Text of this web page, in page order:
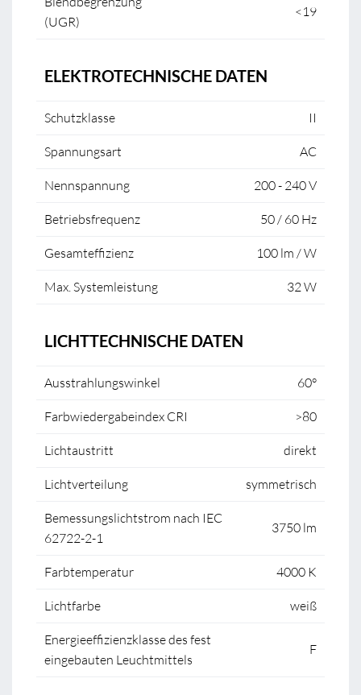
(UGR)
<19
ELEKTROTECHNISCHE DATEN
Schutzklasse II
Spannungsart AC
Nennspannung 200 - 240 V
Betriebsfrequenz 50 / 60 Hz
Gesamteffizienz 100 lm / W
Max. Systemleistung 32 W
LICHTTECHNISCHE DATEN
Ausstrahlungswinkel 60°
Farbwiedergabeindex CRI >80
Lichtaustritt direkt
Lichtverteilung symmetrisch
Bemessungslichtstrom nach IEC
62722-2-1
3750 lm
Farbtemperatur 4000 K
Lichtfarbe weiß
Energieeffizienzklasse des fest
eingebauten Leuchtmittels
F